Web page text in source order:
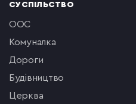
СУСПІЛЬСТВО
ООС
комуналка
Дороги
будівництво
церква